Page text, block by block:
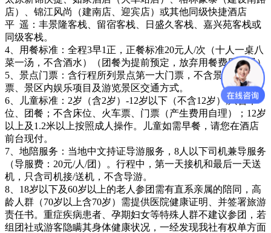
店）、锦江风尚（建南店、迎宾店）或其他同级快捷酒店
平 遥：丰景隆客栈、留宿客栈、日盛久客栈、嘉兴苑客栈或
同级客栈。
4、用餐标准：全程3早1正，正餐标准20元人/次（十人一桌八
菜一汤，不含酒水）（团餐为提前预定，放弃用餐费用不退）
5、景点门票：含行程所列景点第一大门票，不含景点内小门
票、景区内娱乐项目及游览景区交通方式。
6、儿童标准：2岁（含2岁）-12岁以下（不含12岁）,只含车
位、团餐；不含床位、火车票、门票（产生费用自理）；12岁
以上及1.2米以上按照成人操作。儿童如需早餐，请您在酒店
前台现付。
7、地陪服务：当地中文持证导游服务，8人以下司机兼导服务
（导服费：20元/人/团）。行程中，第一天接机和最后一天送
机，只含司机接/送机，不含导游。
8、18岁以下及60岁以上的老人参团需有直系亲属的陪同，高
龄人群（70岁以上含70岁）需提供医院健康证明、并签署旅游
责任书。重症疾病患者、孕期妇女等特殊人群不建议参团，若
组团社或游客隐瞒其身体健康状况，一经发现我社有权单方面